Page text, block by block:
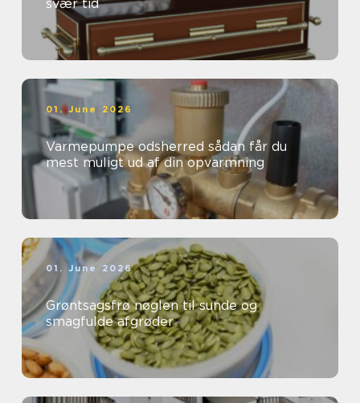
svær tid
01. June 2026
Varmepumpe odsherred sådan får du
mest muligt ud af din opvarmning
01. June 2026
Grøntsagsfrø nøglen til sunde og
smagfulde afgrøder